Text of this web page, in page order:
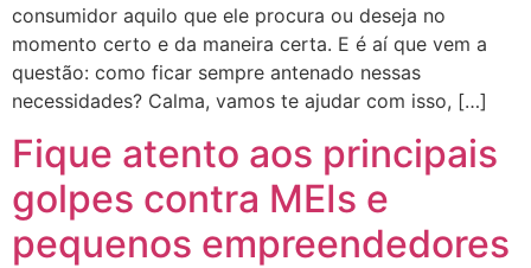
consumidor aquilo que ele procura ou deseja no
momento certo e da maneira certa. E é aí que vem a
questão: como ficar sempre antenado nessas
necessidades? Calma, vamos te ajudar com isso, […]
Fique atento aos principais
golpes contra MEIs e
pequenos empreendedores